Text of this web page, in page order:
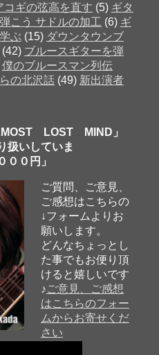
コギの弦高を直す (5) ギタ
こう サドルの加工 (6) ギ
ぶ (15) ダウンタウンブ
(42) ブルースギターを弾
僕のブルースマン列伝
の北沢話(49) 新出演者
LOST MIND」
扱いしていま
円」
ご質問、ご意見、
ご感想はこちらの
↓フォームよりお
願いします。
どんなちょっとし
た事でもお便り頂
けると嬉しいです
♪ご意見、ご感想
はこちらのフォー
ムからお寄せくだ
さい